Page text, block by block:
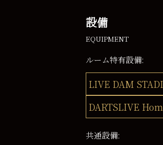
設備
EQUIPMENT
ルーム特有設備:
LIVE DAM
DARTSLIVE
共通設備: